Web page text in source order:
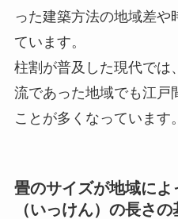
った建築方法の地域差や
ています。
柱割が普及した現代では
流であった地域でも江戸
ことが多くなっています。
畳のサイズが地域に
（いっけん）の長さ